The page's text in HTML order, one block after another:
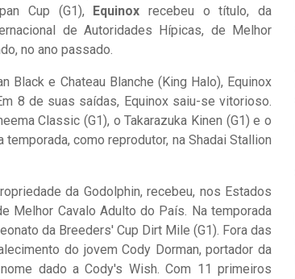
Cup (G1), Equinox recebeu o título, da
de Autoridades Hípicas, de Melhor
no ano passado.
Black e Chateau Blanche (King Halo), Equinox
8 de suas saídas, Equinox saiu-se vitorioso.
Classic (G1), o Takarazuka Kinen (G1) e o
como reprodutor, na Shadai Stallion
da Godolphin, recebeu, nos Estados
Melhor Cavalo Adulto do País. Na temporada
da Breeders' Cup Dirt Mile (G1). Fora das
do jovem Cody Dorman, portador da
dado a Cody's Wish. Com 11 primeiros